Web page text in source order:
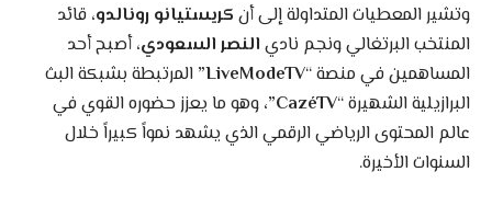
وتشير المعطيات المتداولة إلى أنكريستيانو رونالدو، قائد
المنتخب البرتغالي ونجم ناديالنصر السعودي، أصبح أحد
المساهمين في منصة “LiveModeTV” المرتبطة بشبكة البث
البرازيلية الشهيرة “CazéTV”، وهو ما يعزز حضوره القوي في
عالم المحتوى الرياضي الرقمي الذي يشهد نمواً كبيراً خلال
السنوات الأخيرة.